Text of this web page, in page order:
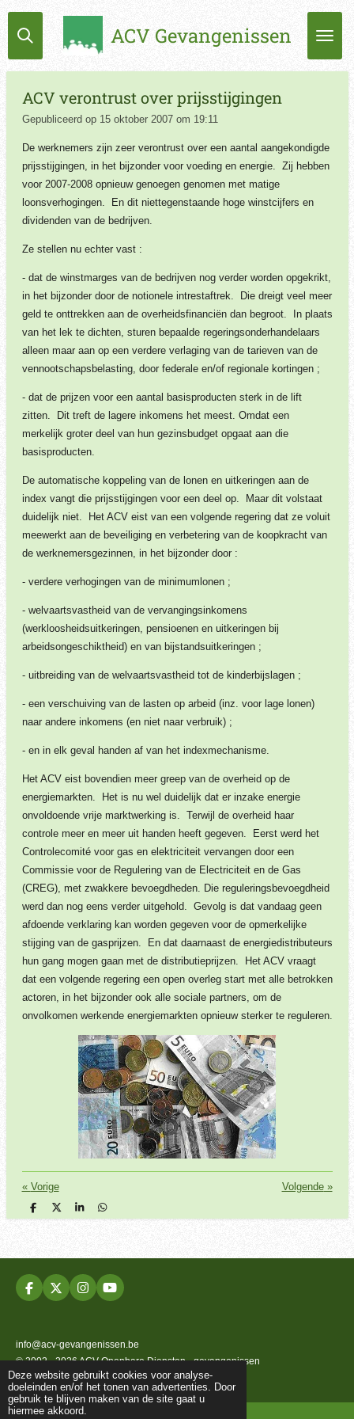
Deze website gebruikt cookies voor analyse-
doeleinden en/of het tonen van advertenties. Door
gebruik te blijven maken van de site gaat u
hiermee akkoord.
Ga
direct
de
hoofdinhoud
ACV Gevangenissen
ACV verontrust over prijsstijgingen
Gepubliceerd op 15 oktober 2007 om 19:11
De werknemers zijn zeer verontrust over een aantal aangekondigde
prijsstijgingen, in het bijzonder voor voeding en energie. Zij hebben
voor 2007-2008 opnieuw genoegen genomen met matige
loonsverhogingen. En dit niettegenstaande hoge winstcijfers en
dividenden van de bedrijven.
Ze stellen nu echter vast :
- dat de winstmarges van de bedrijven nog verder worden opgekrikt,
in het bijzonder door de notionele intrestaftrek. Die dreigt veel meer
geld te onttrekken aan de overheidsfinanciën dan begroot. In plaats
van het lek te dichten, sturen bepaalde regeringsonderhandelaars
alleen maar aan op een verdere verlaging van de tarieven van de
vennootschapsbelasting, door federale en/of regionale kortingen ;
- dat de prijzen voor een aantal basisproducten sterk in de lift
zitten. Dit treft de lagere inkomens het meest. Omdat een
merkelijk groter deel van hun gezinsbudget opgaat aan die
basisproducten.
De automatische koppeling van de lonen en uitkeringen aan de
index vangt die prijsstijgingen voor een deel op. Maar dit volstaat
duidelijk niet. Het ACV eist van een volgende regering dat ze voluit
meewerkt aan de beveiliging en verbetering van de koopkracht van
de werknemersgezinnen, in het bijzonder door :
- verdere verhogingen van de minimumlonen ;
- welvaartsvastheid van de vervangingsinkomens
(werkloosheidsuitkeringen, pensioenen en uitkeringen bij
arbeidsongeschiktheid) en van bijstandsuitkeringen ;
- uitbreiding van de welvaartsvastheid tot de kinderbijslagen ;
- een verschuiving van de lasten op arbeid (inz. voor lage lonen)
naar andere inkomens (en niet naar verbruik) ;
- en in elk geval handen af van het indexmechanisme.
Het ACV eist bovendien meer greep van de overheid op de
energiemarkten. Het is nu wel duidelijk dat er inzake energie
onvoldoende vrije marktwerking is. Terwijl de overheid haar
controle meer en meer uit handen heeft gegeven. Eerst werd het
Controlecomité voor gas en elektriciteit vervangen door een
Commissie voor de Regulering van de Electriciteit en de Gas
(CREG), met zwakkere bevoegdheden. Die reguleringsbevoegdheid
werd dan nog eens verder uitgehold. Gevolg is dat vandaag geen
afdoende verklaring kan worden gegeven voor de opmerkelijke
stijging van de gasprijzen. En dat daarnaast de energiedistributeurs
hun gang mogen gaan met de distributieprijzen. Het ACV vraagt
dat een volgende regering een open overleg start met alle betrokken
actoren, in het bijzonder ook alle sociale partners, om de
onvolkomen werkende energiemarkten opnieuw sterker te reguleren.
« Vorige Volgende»
D
e
D
e
S
h
D
e
F
a
b
o
o
k
X
I
n
a
g
r
a
m
Y
o
u
b
e
info@acv-gevangenissen.be
© 2002 - 2026 ACV Openbare Diensten - gevangenissen
Powered byJouwWeb